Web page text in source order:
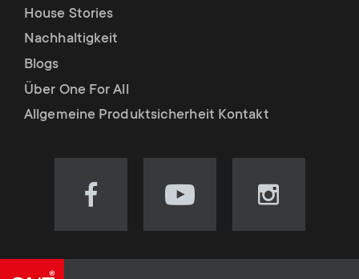
House Stories
Nachhaltigkeit
Blogs
Über One For All
Allgemeine Produktsicherheit Kontakt
Visit
our
Visit
our
Visit
our